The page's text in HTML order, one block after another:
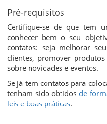
Pré-requisitos
Certifique-se de que tem
conhecer bem o seu
contatos: seja melhorar
clientes, promover
sobre novidades e eventos.
Se já tem contatos para
tenham sido obtidos de
leis e boas práticas.